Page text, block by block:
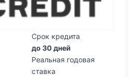
Срок кредита
до 30 дней
Реальная годовая
ставка